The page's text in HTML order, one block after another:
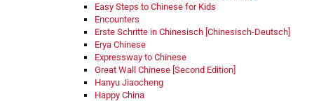
Easy Steps to Chinese for Kids
Encounters
Erste Schritte in Chinesisch [Chinesisch-Deutsch]
Erya Chinese
Expressway to Chinese
Great Wall Chinese [Second Edition]
Hanyu Jiaocheng
Happy China